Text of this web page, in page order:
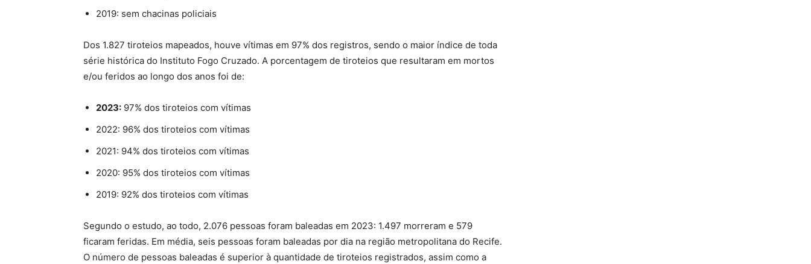
2019: sem chacinas policiais
Dos 1.827 tiroteios mapeados, houve vítimas em 97% dos registros, sendo o maior índice de toda
série histórica do Instituto Fogo Cruzado. A porcentagem de tiroteios que resultaram em mortos
e/ou feridos ao longo dos anos foi de:
2023: 97% dos tiroteios com vítimas
2022: 96% dos tiroteios com vítimas
2021: 94% dos tiroteios com vítimas
2020: 95% dos tiroteios com vítimas
2019: 92% dos tiroteios com vítimas
Segundo o estudo, ao todo, 2.076 pessoas foram baleadas em 2023: 1.497 morreram e 579
ficaram feridas. Em média, seis pessoas foram baleadas por dia na região metropolitana do Recife.
O número de pessoas baleadas é superior à quantidade de tiroteios registrados, assim como a